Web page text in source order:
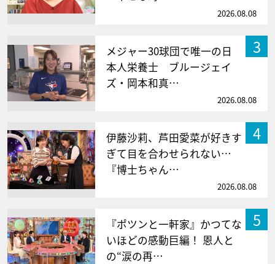
2026.08.08
3
メジャー30球団で唯一の日
本人栄養士 ブルージェイ
ズ・岡本和真…
2026.08.08
4
伊藤沙莉、芦田愛菜が好きす
ぎて目を合わせられない…
『博士ちゃん…
2026.08.08
5
『ポツンと一軒家』かつてな
いほどの感動巨編！ 恩人と
の“涙の再…